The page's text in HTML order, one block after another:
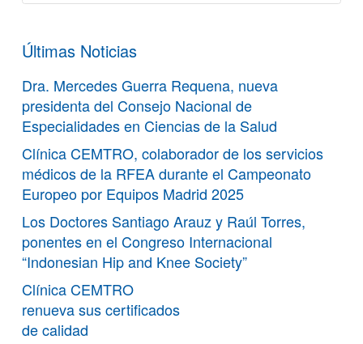
Últimas Noticias
Dra. Mercedes Guerra Requena, nueva
presidenta del Consejo Nacional de
Especialidades en Ciencias de la Salud
Clínica CEMTRO, colaborador de los servicios
médicos de la RFEA durante el Campeonato
Europeo por Equipos Madrid 2025
Los Doctores Santiago Arauz y Raúl Torres,
ponentes en el Congreso Internacional
“Indonesian Hip and Knee Society”
Clínica CEMTRO
renueva sus certificados
de calidad